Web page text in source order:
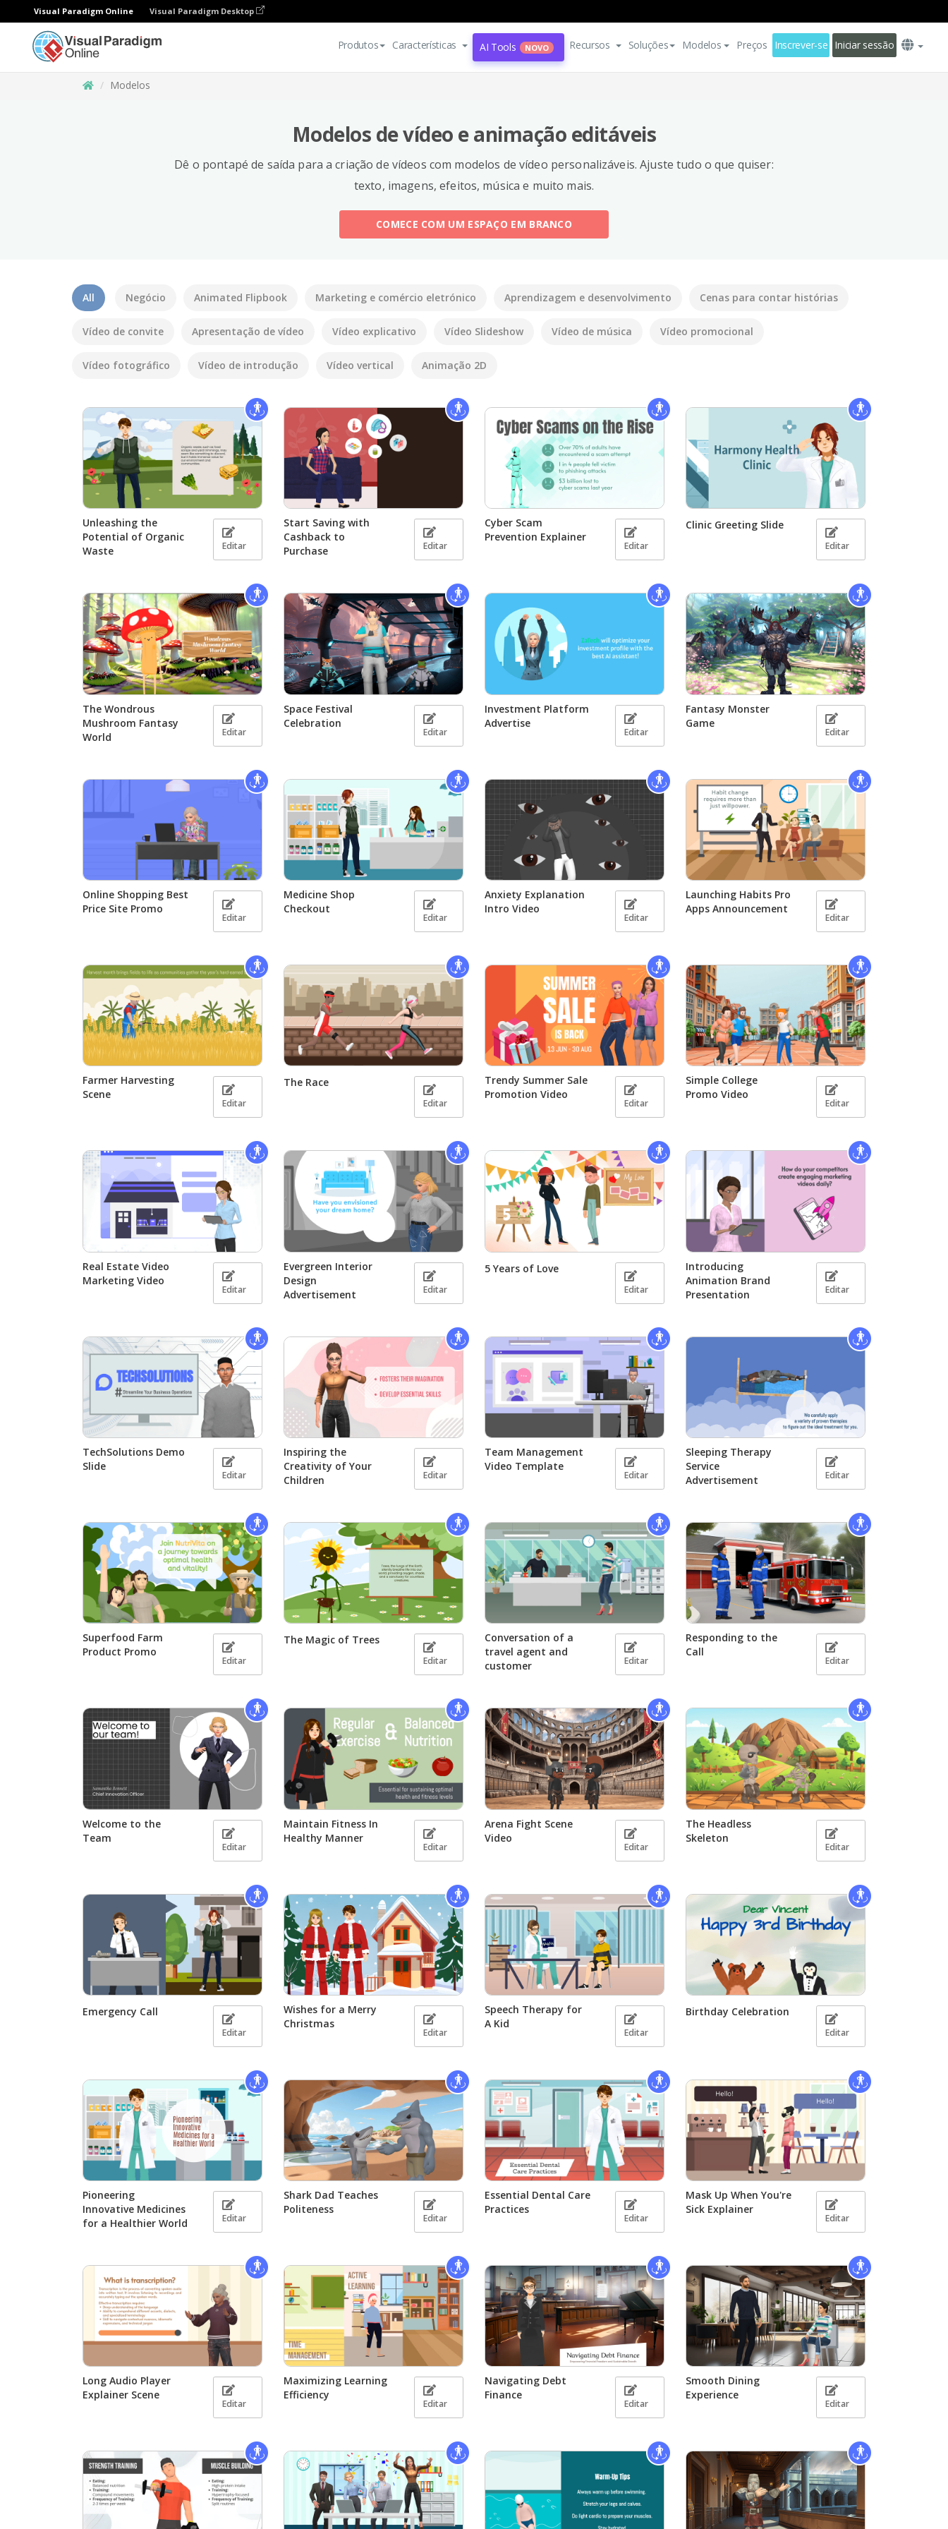
Visual Paradigm Online Visual Paradigm Desktop
Produtos Características AI Tools NOVO Recursos Soluções Modelos Preços Inscrever-se Iniciar sessão
Modelos
Modelos de vídeo e animação editáveis
Dê o pontapé de saída para a criação de vídeos com modelos de vídeo personalizáveis. Ajuste tudo o que quiser:
texto, imagens, efeitos, música e muito mais.
COMECE COM UM ESPAÇO EM BRANCO
All Negócio Animated Flipbook Marketing e comércio eletrónico Aprendizagem e desenvolvimento Cenas para contar histórias
Vídeo de convite Apresentação de vídeo Vídeo explicativo Vídeo Slideshow Vídeo de música Vídeo promocional
Vídeo fotográfico Vídeo de introdução Vídeo vertical Animação 2D
Unleashing the
Potential of Organic
Waste
Editar
Start Saving with
Cashback to
Purchase
Editar
Cyber Scam
Prevention Explainer
Editar
Clinic Greeting Slide
Editar
The Wondrous
Mushroom Fantasy
World
Editar
Space Festival
Celebration
Editar
Investment Platform
Advertise
Editar
Fantasy Monster
Game
Editar
Online Shopping Best
Price Site Promo
Editar
Medicine Shop
Checkout
Editar
Anxiety Explanation
Intro Video
Editar
Launching Habits Pro
Apps Announcement
Editar
Farmer Harvesting
Scene
Editar
The Race
Editar
Trendy Summer Sale
Promotion Video
Editar
Simple College
Promo Video
Editar
Real Estate Video
Marketing Video
Editar
Evergreen Interior
Design
Advertisement
Editar
5 Years of Love
Editar
Introducing
Animation Brand
Presentation
Editar
TechSolutions Demo
Slide
Editar
Inspiring the
Creativity of Your
Children
Editar
Team Management
Video Template
Editar
Sleeping Therapy
Service
Advertisement
Editar
Superfood Farm
Product Promo
Editar
The Magic of Trees
Editar
Conversation of a
travel agent and
customer
Editar
Responding to the
Call
Editar
Welcome to the
Team
Editar
Maintain Fitness In
Healthy Manner
Editar
Arena Fight Scene
Video
Editar
The Headless
Skeleton
Editar
Emergency Call
Editar
Wishes for a Merry
Christmas
Editar
Speech Therapy for
A Kid
Editar
Birthday Celebration
Editar
Pioneering
Innovative Medicines
for a Healthier World
Editar
Shark Dad Teaches
Politeness
Editar
Essential Dental Care
Practices
Editar
Mask Up When You're
Sick Explainer
Editar
Long Audio Player
Explainer Scene
Editar
Maximizing Learning
Efficiency
Editar
Navigating Debt
Finance
Editar
Smooth Dining
Experience
Editar